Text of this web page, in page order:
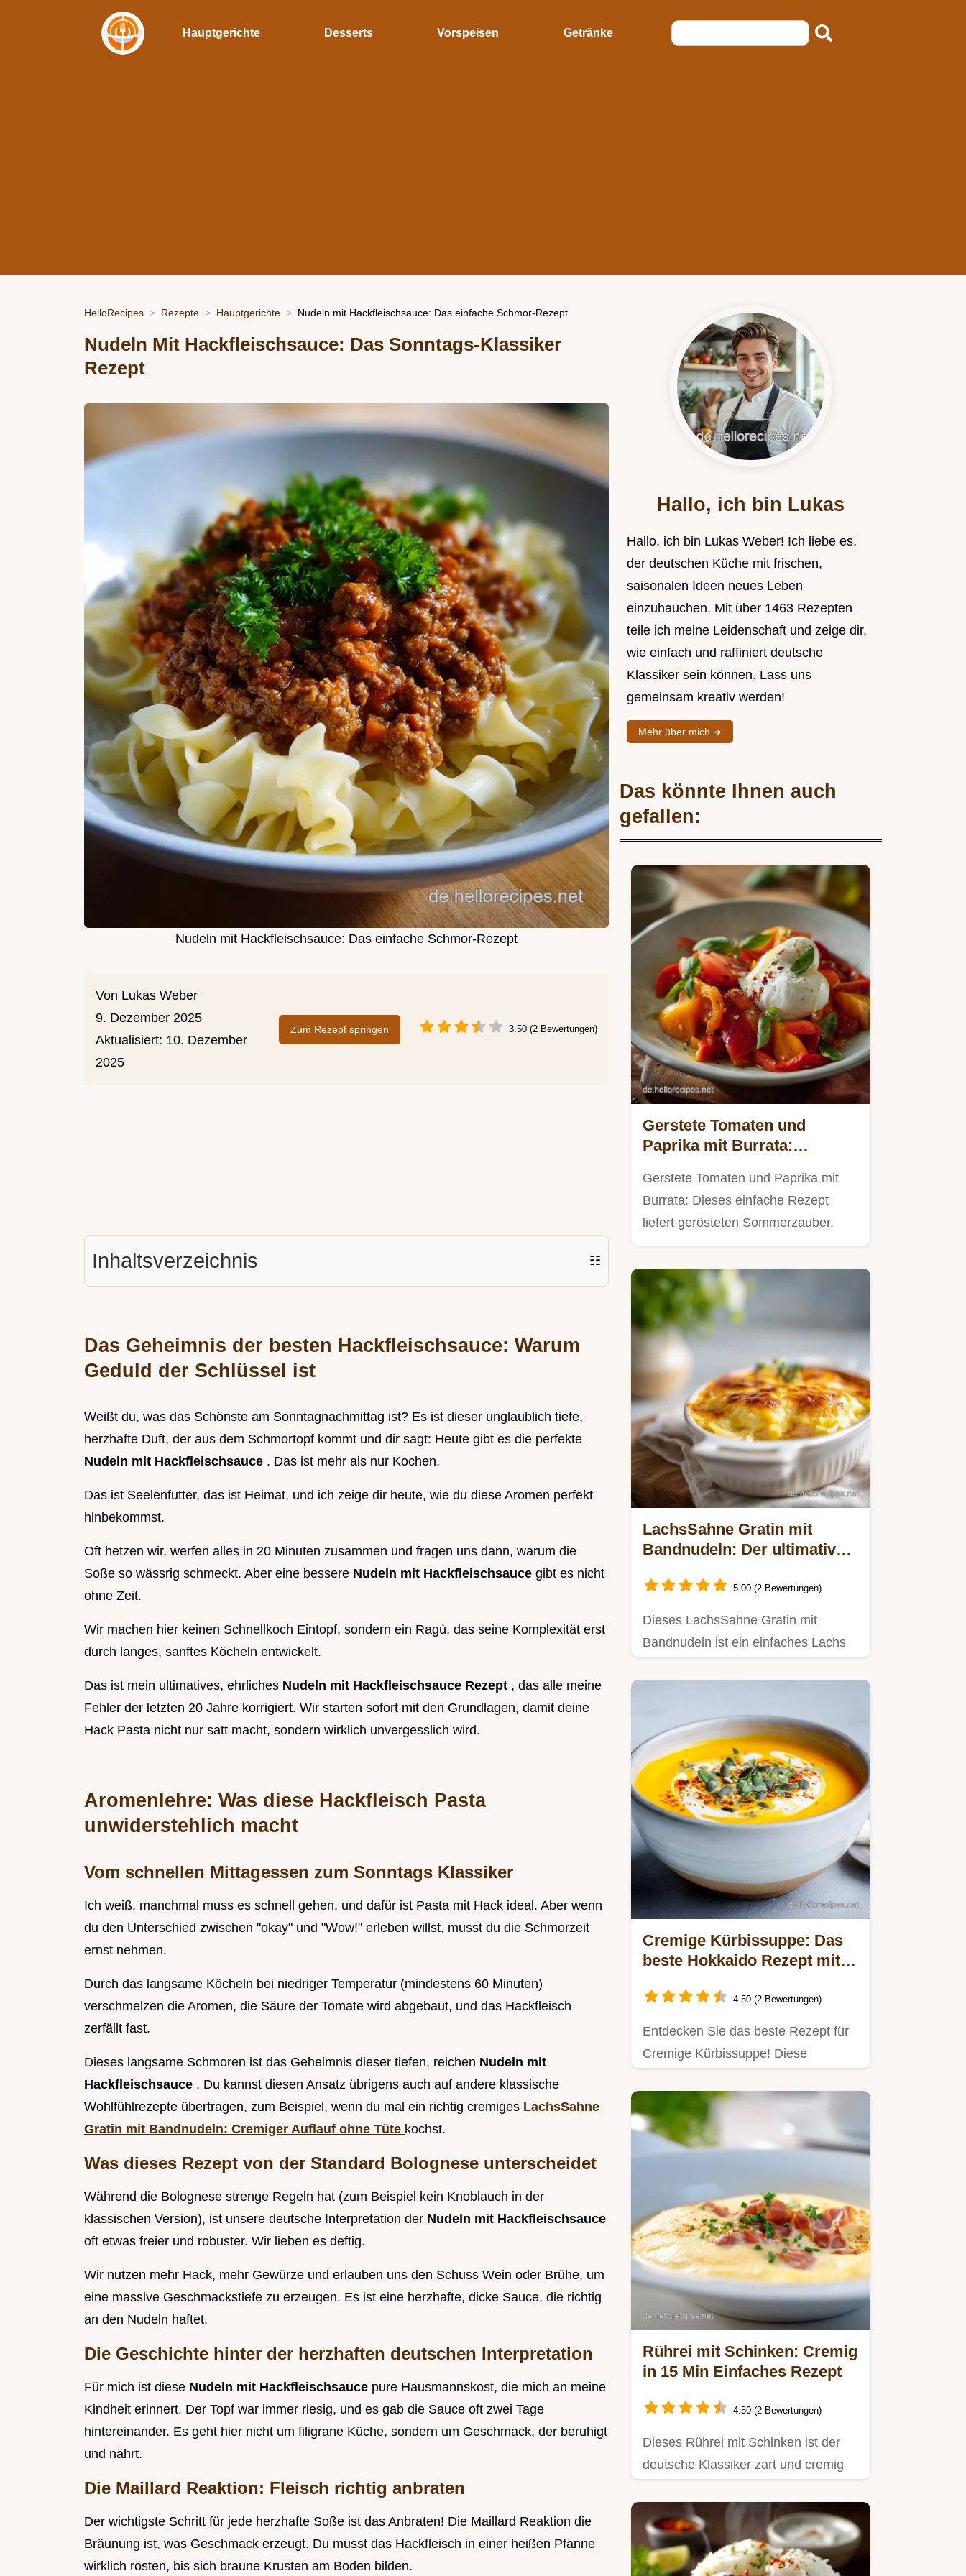
Hauptgerichte Desserts Vorspeisen Getränke
HelloRecipes Rezepte Hauptgerichte Nudeln mit Hackfleischsauce: Das einfache Schmor-Rezept
Nudeln Mit Hackfleischsauce: Das Sonntags-Klassiker
Rezept
Nudeln mit Hackfleischsauce: Das einfache Schmor-Rezept
Von Lukas Weber
9. Dezember 2025
Aktualisiert: 10. Dezember
2025
Zum Rezept springen 3.50 (2 Bewertungen)
Inhaltsverzeichnis ☷
Das Geheimnis der besten Hackfleischsauce: Warum
Geduld der Schlüssel ist
Weißt du, was das Schönste am Sonntagnachmittag ist? Es ist dieser unglaublich tiefe,
herzhafte Duft, der aus dem Schmortopf kommt und dir sagt: Heute gibt es die perfekte
Nudeln mit Hackfleischsauce . Das ist mehr als nur Kochen.
Das ist Seelenfutter, das ist Heimat, und ich zeige dir heute, wie du diese Aromen perfekt
hinbekommst.
Oft hetzen wir, werfen alles in 20 Minuten zusammen und fragen uns dann, warum die
Soße so wässrig schmeckt. Aber eine bessere Nudeln mit Hackfleischsauce gibt es nicht
ohne Zeit.
Wir machen hier keinen Schnellkoch Eintopf, sondern ein Ragù, das seine Komplexität erst
durch langes, sanftes Köcheln entwickelt.
Das ist mein ultimatives, ehrliches Nudeln mit Hackfleischsauce Rezept , das alle meine
Fehler der letzten 20 Jahre korrigiert. Wir starten sofort mit den Grundlagen, damit deine
Hack Pasta nicht nur satt macht, sondern wirklich unvergesslich wird.
Aromenlehre: Was diese Hackfleisch Pasta
unwiderstehlich macht
Vom schnellen Mittagessen zum Sonntags Klassiker
Ich weiß, manchmal muss es schnell gehen, und dafür ist Pasta mit Hack ideal. Aber wenn
du den Unterschied zwischen "okay" und "Wow!" erleben willst, musst du die Schmorzeit
ernst nehmen.
Durch das langsame Köcheln bei niedriger Temperatur (mindestens 60 Minuten)
verschmelzen die Aromen, die Säure der Tomate wird abgebaut, und das Hackfleisch
zerfällt fast.
Dieses langsame Schmoren ist das Geheimnis dieser tiefen, reichen Nudeln mit
Hackfleischsauce . Du kannst diesen Ansatz übrigens auch auf andere klassische
Wohlfühlrezepte übertragen, zum Beispiel, wenn du mal ein richtig cremiges LachsSahne
Gratin mit Bandnudeln: Cremiger Auflauf ohne Tüte kochst.
Was dieses Rezept von der Standard Bolognese unterscheidet
Während die Bolognese strenge Regeln hat (zum Beispiel kein Knoblauch in der
klassischen Version), ist unsere deutsche Interpretation der Nudeln mit Hackfleischsauce
oft etwas freier und robuster. Wir lieben es deftig.
Wir nutzen mehr Hack, mehr Gewürze und erlauben uns den Schuss Wein oder Brühe, um
eine massive Geschmackstiefe zu erzeugen. Es ist eine herzhafte, dicke Sauce, die richtig
an den Nudeln haftet.
Die Geschichte hinter der herzhaften deutschen Interpretation
Für mich ist diese Nudeln mit Hackfleischsauce pure Hausmannskost, die mich an meine
Kindheit erinnert. Der Topf war immer riesig, und es gab die Sauce oft zwei Tage
hintereinander. Es geht hier nicht um filigrane Küche, sondern um Geschmack, der beruhigt
und nährt.
Die Maillard Reaktion: Fleisch richtig anbraten
Der wichtigste Schritt für jede herzhafte Soße ist das Anbraten! Die Maillard Reaktion die
Bräunung ist, was Geschmack erzeugt. Du musst das Hackfleisch in einer heißen Pfanne
wirklich rösten, bis sich braune Krusten am Boden bilden.
Hallo, ich bin Lukas
Hallo, ich bin Lukas Weber! Ich liebe es,
der deutschen Küche mit frischen,
saisonalen Ideen neues Leben
einzuhauchen. Mit über 1463 Rezepten
teile ich meine Leidenschaft und zeige dir,
wie einfach und raffiniert deutsche
Klassiker sein können. Lass uns
gemeinsam kreativ werden!
Mehr über mich ➜
Das könnte Ihnen auch
gefallen:
Gerstete Tomaten und
Paprika mit Burrata:
Gerstete Tomaten und Paprika mit
Burrata: Dieses einfache Rezept
liefert gerösteten Sommerzauber.
LachsSahne Gratin mit
Bandnudeln: Der ultimative
5.00 (2 Bewertungen)
Dieses LachsSahne Gratin mit
Bandnudeln ist ein einfaches Lachs
Cremige Kürbissuppe: Das
beste Hokkaido Rezept mit
4.50 (2 Bewertungen)
Entdecken Sie das beste Rezept für
Cremige Kürbissuppe! Diese
Rührei mit Schinken: Cremig
in 15 Min Einfaches Rezept
4.50 (2 Bewertungen)
Dieses Rührei mit Schinken ist der
deutsche Klassiker zart und cremig